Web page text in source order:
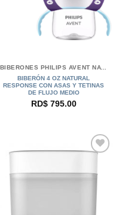
BIBERONES PHILIPS AVENT NATURAL
BIBERÓN 4 OZ NATURAL
RESPONSE CON ASAS Y TETINAS
DE FLUJO MEDIO
RD$795.00